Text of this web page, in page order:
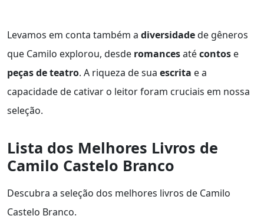
Levamos em conta também a diversidadede gêneros
que Camilo explorou, desde romancesatécontos e
peças de teatro. A riqueza de sua escrita e a
capacidade de cativar o leitor foram cruciais em nossa
seleção.
Lista dos Melhores Livros de
Camilo Castelo Branco
Descubra a seleção dos melhores livros de Camilo
Castelo Branco.